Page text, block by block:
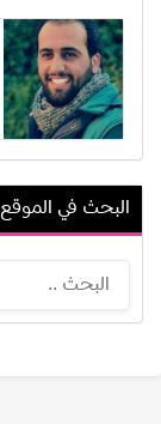
البحث في الموقع